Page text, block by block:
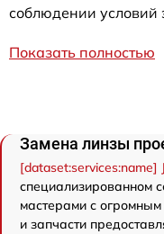
соблюдении условий
Показать полностью
Замена линзы
[dataset:services:name]
специализированном
мастерами с
и запчасти